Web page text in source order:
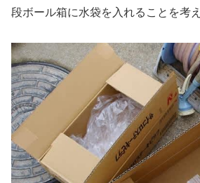
段ボール箱に水袋を入れることを考え